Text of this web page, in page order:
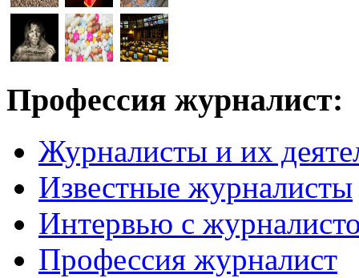
Профессия журналист:
Журналисты и их
Известные журналисты
Интервью с
Профессия журналист